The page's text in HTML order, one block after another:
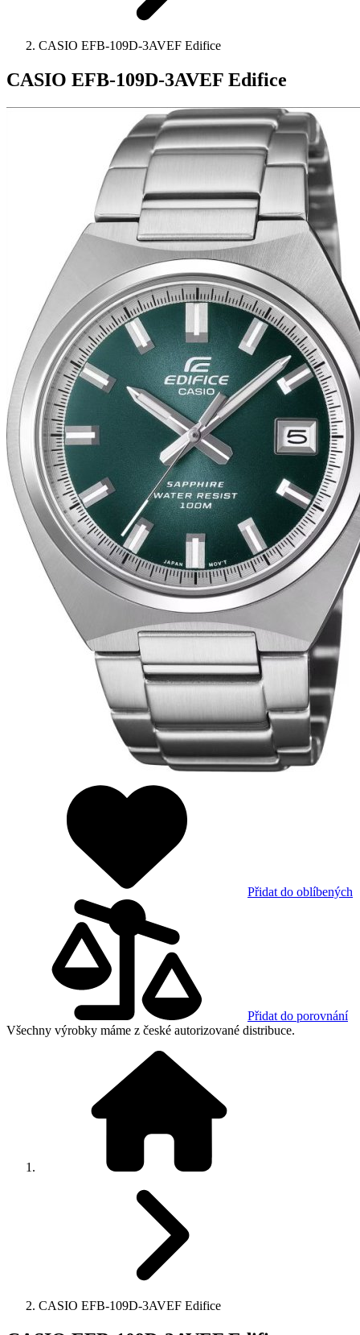
CASIO EFB-109D-3AVEF Edifice
CASIO EFB-109D-3AVEF Edifice
Přidat do oblíbených
Přidat do porovnání
Všechny výrobky máme z české autorizované distribuce.
CASIO EFB-109D-3AVEF Edifice